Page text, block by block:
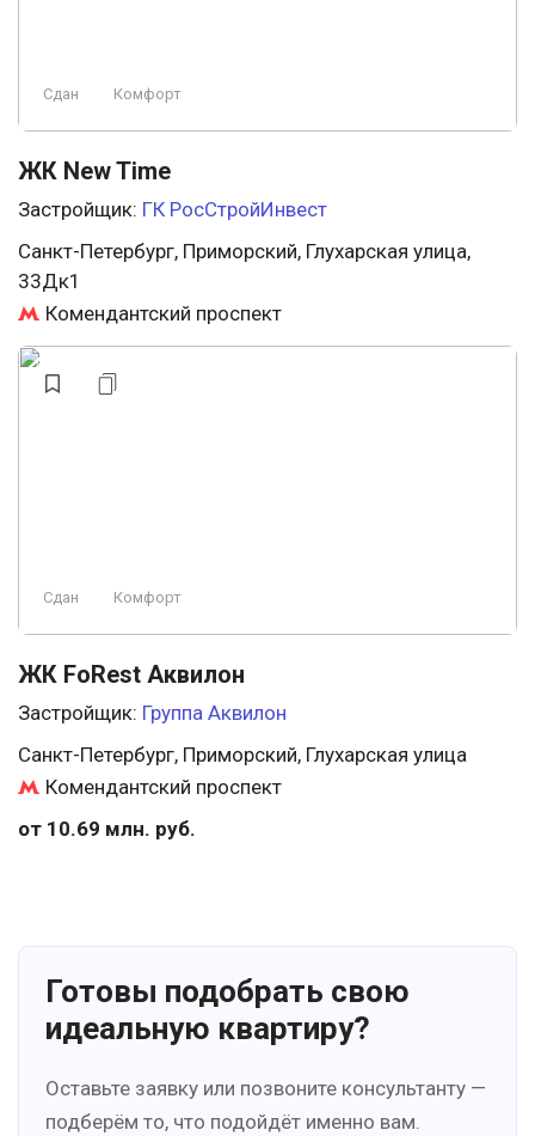
Сдан Комфорт
ЖК New Time
Застройщик: ГК РосСтройИнвест
Санкт-Петербург, Приморский, Глухарская улица,
33Дк1
Комендантский проспект
Сдан Комфорт
ЖК FoRest Аквилон
Застройщик: Группа Аквилон
Санкт-Петербург, Приморский, Глухарская улица
Комендантский проспект
от 10.69 млн. руб.
Готовы подобрать свою
идеальную квартиру?
Оставьте заявку или позвоните консультанту —
подберём то, что подойдёт именно вам.